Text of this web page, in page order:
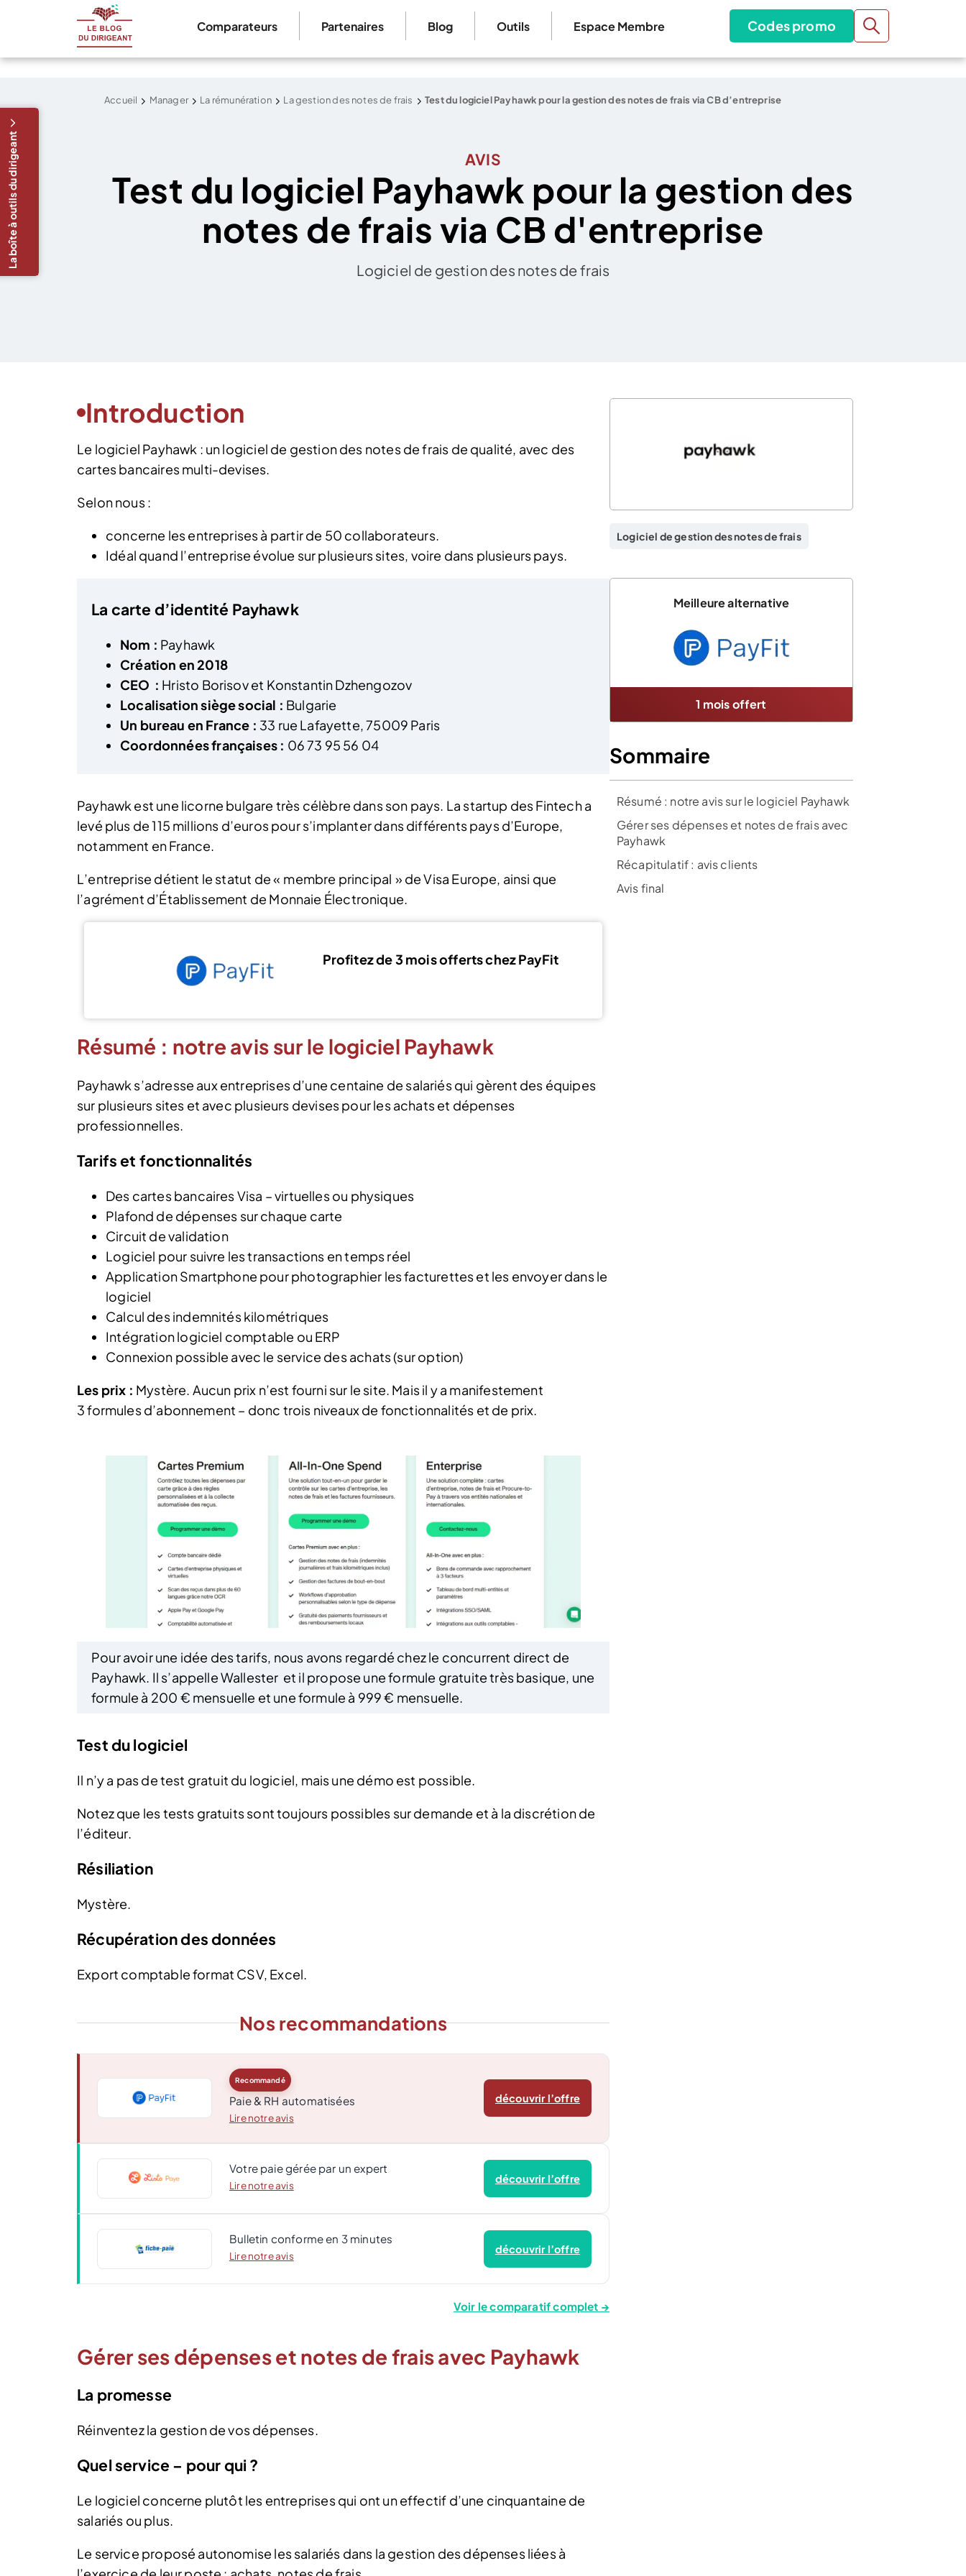
Comparateurs Partenaires Blog Outils Espace Membre Codes promo
Accueil Manager La rémunération La gestion des notes de frais Test du logiciel Payhawk pour la gestion des notes de frais via CB d’entreprise
AVIS
Test du logiciel Payhawk pour la gestion des
notes de frais via CB d'entreprise
Logiciel de gestion des notes de frais
Introduction
Le logiciel Payhawk : un logiciel de gestion des notes de frais de qualité, avec des
cartes bancaires multi-devises.
Selon nous :
concerne les entreprises à partir de 50 collaborateurs.
Idéal quand l’entreprise évolue sur plusieurs sites, voire dans plusieurs pays.
La boîte à outils du dirigeant
La carte d’identité Payhawk
Nom : Payhawk
Création en 2018
CEO : Hristo Borisov et Konstantin Dzhengozov
Localisation siège social : Bulgarie
Un bureau en France : 33 rue Lafayette, 75009 Paris
Coordonnées françaises : 06 73 95 56 04
Payhawk est une licorne bulgare très célèbre dans son pays. La startup des Fintech a
levé plus de 115 millions d’euros pour s’implanter dans différents pays d’Europe,
notamment en France.
L’entreprise détient le statut de « membre principal » de Visa Europe, ainsi que
l’agrément d’Établissement de Monnaie Électronique.
Profitez de 3 mois offerts chez PayFit
Résumé : notre avis sur le logiciel Payhawk
Payhawk s’adresse aux entreprises d’une centaine de salariés qui gèrent des équipes
sur plusieurs sites et avec plusieurs devises pour les achats et dépenses
professionnelles.
Tarifs et fonctionnalités
Des cartes bancaires Visa – virtuelles ou physiques
Plafond de dépenses sur chaque carte
Circuit de validation
Logiciel pour suivre les transactions en temps réel
Application Smartphone pour photographier les facturettes et les envoyer dans le
logiciel
Calcul des indemnités kilométriques
Intégration logiciel comptable ou ERP
Connexion possible avec le service des achats (sur option)
Les prix : Mystère. Aucun prix n’est fourni sur le site. Mais il y a manifestement
3 formules d’abonnement – donc trois niveaux de fonctionnalités et de prix.
Pour avoir une idée des tarifs, nous avons regardé chez le concurrent direct de
Payhawk. Il s’appelle Wallester et il propose une formule gratuite très basique, une
formule à 200 € mensuelle et une formule à 999 € mensuelle.
Test du logiciel
Il n’y a pas de test gratuit du logiciel, mais une démo est possible.
Notez que les tests gratuits sont toujours possibles sur demande et à la discrétion de
l’éditeur.
Résiliation
Mystère.
Récupération des données
Export comptable format CSV, Excel.
Nos recommandations
Recommandé
Paie & RH automatisées
Lire notre avis
découvrir l’offre
Votre paie gérée par un expert
Lire notre avis
découvrir l’offre
Bulletin conforme en 3 minutes
Lire notre avis
découvrir l’offre
Voir le comparatif complet →
Gérer ses dépenses et notes de frais avec Payhawk
La promesse
Réinventez la gestion de vos dépenses.
Quel service – pour qui ?
Le logiciel concerne plutôt les entreprises qui ont un effectif d’une cinquantaine de
salariés ou plus.
Le service proposé autonomise les salariés dans la gestion des dépenses liées à
Logiciel de gestion des notes de frais
Meilleure alternative
1 mois offert
Sommaire
Résumé : notre avis sur le logiciel Payhawk
Gérer ses dépenses et notes de frais avec
Payhawk
Récapitulatif : avis clients
Avis final